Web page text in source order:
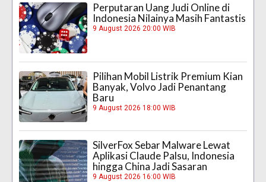
Perputaran Uang Judi Online di
Indonesia Nilainya Masih Fantastis
9 August 2026 20:00 WIB
Pilihan Mobil Listrik Premium Kian
Banyak, Volvo Jadi Penantang
Baru
9 August 2026 18:00 WIB
SilverFox Sebar Malware Lewat
Aplikasi Claude Palsu, Indonesia
hingga China Jadi Sasaran
9 August 2026 16:00 WIB